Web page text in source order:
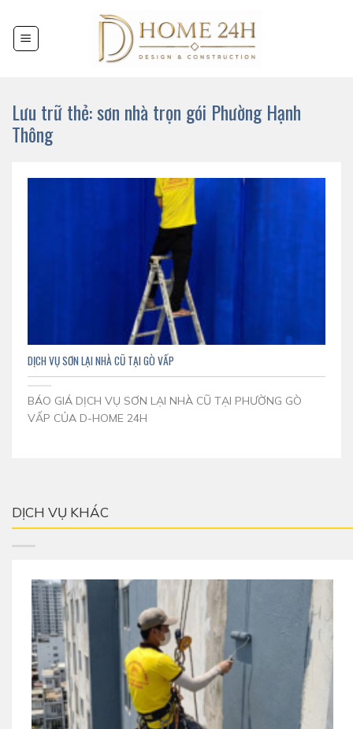
đến
nội
Lưu trữ thẻ:sơn nhà trọn gói Phường Hạnh
Thông
DỊCH VỤ SƠN LẠI NHÀ CŨ TẠI GÒ VẤP
BÁO GIÁ DỊCH VỤ SƠN LẠI NHÀ CŨ TẠI PHƯỜNG GÒ
VẤP CỦA D-HOME 24H
DỊCH VỤ KHÁC